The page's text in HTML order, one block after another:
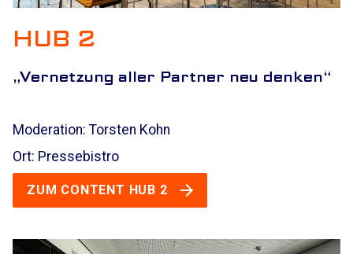
HUB 2
„Vernetzung aller Partner neu denken“
Moderation: Torsten Kohn
Ort: Pressebistro
ZUM CONTENT HUB 2